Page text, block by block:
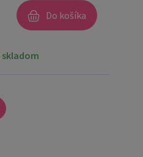
Do košíka
skladom